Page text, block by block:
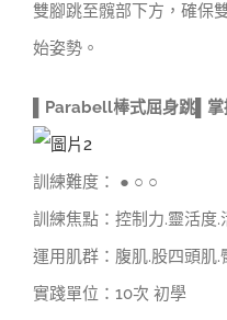
雙腳跳至髖部下方，確保
始姿勢。
▌Parabell棒式屈身跳▌
訓練難度： ● ○ ○
訓練焦點：控制力.靈活度.
運用肌群：腹肌.股四頭肌.
實踐單位：10次 初學